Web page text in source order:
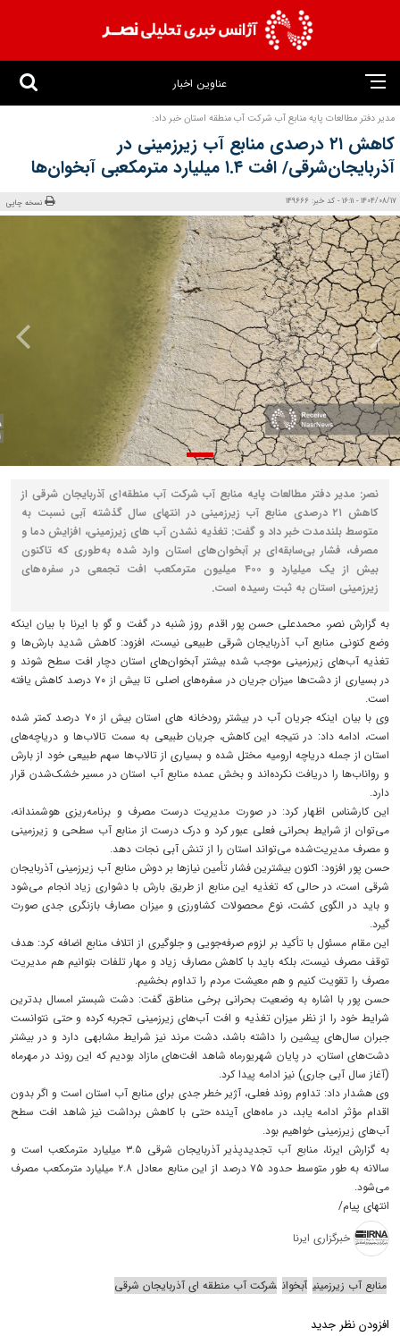
عناوین اخبار
مدیر دفتر مطالعات پایه منابع آب شرکت آب منطقه‌ استان خبر داد:
کاهش ۲۱ درصدی منابع آب زیرزمینی در
آذربایجان‌شرقی/ افت ۱.۴ میلیارد مترمکعبی آبخوان‌ها
1404/08/17 - 16:11 - کد خبر: 149666 نسخه چاپی
نصر: مدیر دفتر مطالعات پایه منابع آب شرکت آب منطقه‌ای آذربایجان شرقی از
کاهش ۲۱ درصدی منابع آب زیرزمینی در انتهای سال گذشته آبی نسبت به
متوسط بلندمدت خبر داد و گفت: تغذیه نشدن آب های زیرزمینی، افزایش دما و
مصرف، فشار بی‌سابقه‌ای بر آبخوان‌های استان وارد شده به‌طوری که تاکنون
بیش از یک میلیارد و ۴۰۰ میلیون مترمکعب افت تجمعی در سفره‌های
زیرزمینی استان به ثبت رسیده است.
به گزارش نصر، محمدعلی حسن پور اقدم روز شنبه در گفت و گو با ایرنا با بیان اینکه
وضع کنونی منابع آب آذربایجان شرقی طبیعی نیست، افزود: کاهش شدید بارش‌ها و
تغذیه آب‌های زیرزمینی موجب شده بیشتر آبخوان‌های استان دچار افت سطح شوند و
در بسیاری از دشت‌ها میزان جریان در سفره‌های اصلی تا بیش از ۷۰ درصد کاهش یافته
است.
وی با بیان اینکه جریان آب در بیشتر رودخانه های استان بیش از ۷۰ درصد کمتر شده
است، ادامه داد: در نتیجه این کاهش، جریان طبیعی به سمت تالاب‌ها و دریاچه‌های
استان از جمله دریاچه ارومیه مختل شده و بسیاری از تالاب‌ها سهم طبیعی خود از بارش
و رواناب‌ها را دریافت نکرده‌اند و بخش عمده منابع آب استان در مسیر خشک‌شدن قرار
دارد.
این کارشناس اظهار کرد: در صورت مدیریت درست مصرف و برنامه‌ریزی هوشمندانه،
می‌توان از شرایط بحرانی فعلی عبور کرد و درک درست از منابع آب سطحی و زیرزمینی
و مصرف مدیریت‌شده می‌تواند استان را از تنش آبی نجات دهد.
حسن پور افزود: اکنون بیشترین فشار تأمین نیازها بر دوش منابع آب زیرزمینی آذربایجان
شرقی است، در حالی که تغذیه این منابع از طریق بارش با دشواری زیاد انجام می‌شود
و باید در الگوی کشت، نوع محصولات کشاورزی و میزان مصارف بازنگری جدی صورت
گیرد.
این مقام مسئول با تأکید بر لزوم صرفه‌جویی و جلوگیری از اتلاف منابع اضافه کرد: هدف
توقف مصرف نیست، بلکه باید با کاهش مصارف زیاد و مهار تلفات بتوانیم هم مدیریت
مصرف را تقویت کنیم و هم معیشت مردم را تداوم بخشیم.
حسن پور با اشاره به وضعیت بحرانی برخی مناطق گفت: دشت شبستر امسال بدترین
شرایط خود را از نظر میزان تغذیه و افت آب‌های زیرزمینی تجربه کرده و حتی نتوانست
جبران سال‌های پیشین را داشته باشد، دشت مرند نیز شرایط مشابهی دارد و در بیشتر
دشت‌های استان، در پایان شهریورماه شاهد افت‌های مازاد بودیم که این روند در مهرماه
(آغاز سال آبی جاری) نیز ادامه پیدا کرد.
وی هشدار داد: تداوم روند فعلی، آژیر خطر جدی برای منابع آب استان است و اگر بدون
اقدام مؤثر ادامه یابد، در ماه‌های آینده حتی با کاهش برداشت نیز شاهد افت سطح
آب‌های زیرزمینی خواهیم بود.
به گزارش ایرنا، منابع آب تجدیدپذیر آذربایجان شرقی ۳.۵ میلیارد مترمکعب است و
سالانه به طور متوسط حدود ۷۵ درصد از این منابع معادل ۲.۸ میلیارد مترمکعب مصرف
می‌شود.
انتهای پیام/
خبرگزاری ایرنا
منابع آب زیرزمینی آبخوان شرکت آب منطقه ای آذربایجان شرقی
افزودن نظر جدید